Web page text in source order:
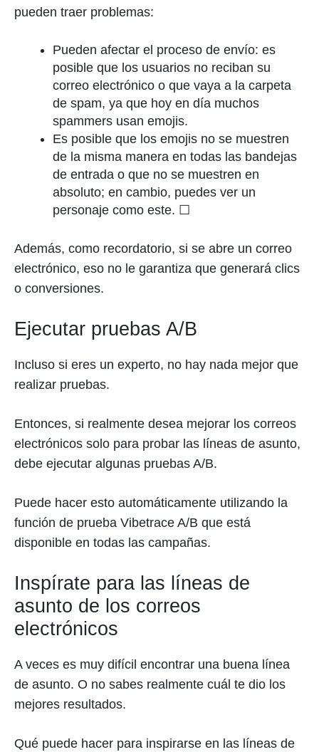
pueden traer problemas:
Pueden afectar el proceso de envío: es
posible que los usuarios no reciban su
correo electrónico o que vaya a la carpeta
de spam, ya que hoy en día muchos
spammers usan emojis.
Es posible que los emojis no se muestren
de la misma manera en todas las bandejas
de entrada o que no se muestren en
absoluto; en cambio, puedes ver un
personaje como este. ☐
Además, como recordatorio, si se abre un correo
electrónico, eso no le garantiza que generará clics
o conversiones.
Ejecutar pruebas A/B
Incluso si eres un experto, no hay nada mejor que
realizar pruebas.
Entonces, si realmente desea mejorar los correos
electrónicos solo para probar las líneas de asunto,
debe ejecutar algunas pruebas A/B.
Puede hacer esto automáticamente utilizando la
función de prueba Vibetrace A/B que está
disponible en todas las campañas.
Inspírate para las líneas de
asunto de los correos
electrónicos
A veces es muy difícil encontrar una buena línea
de asunto. O no sabes realmente cuál te dio los
mejores resultados.
Qué puede hacer para inspirarse en las líneas de